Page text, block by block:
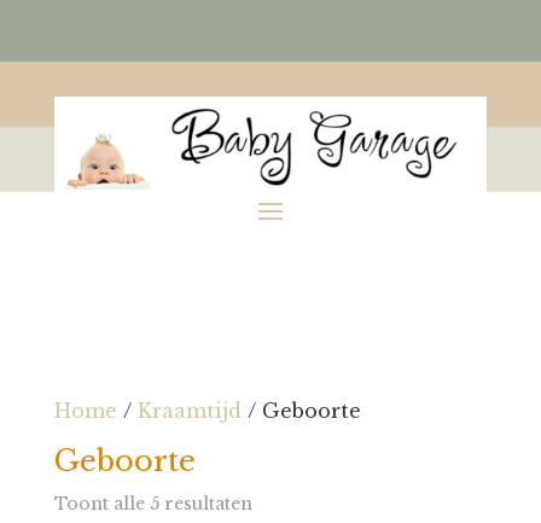
Home / Kraamtijd / Geboorte
Geboorte
Toont alle 5 resultaten